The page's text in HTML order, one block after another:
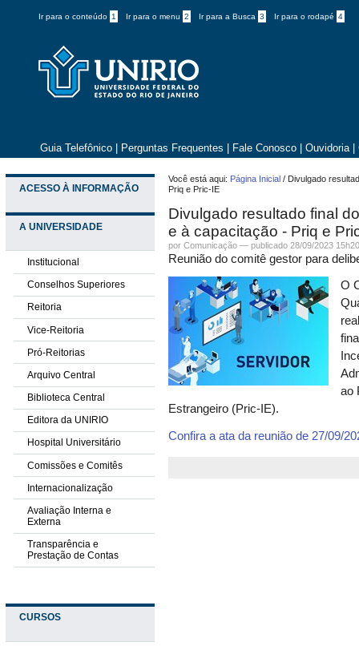
Ir para o conteúdo 1 Ir para o menu 2 Ir para a Busca 3 Ir para o rodapé 4
Guia Telefônico Perguntas Frequentes Fale Conosco Ouvidoria
ACESSO À INFORMAÇÃO
A UNIVERSIDADE
Institucional
Conselhos Superiores
Reitoria
Vice-Reitoria
Pró-Reitorias
Arquivo Central
Biblioteca Central
Editora da UNIRIO
Hospital Universitário
Comissões e Comitês
Internacionalização
Avaliação Interna e
Externa
Transparência e
Prestação de Contas
CURSOS
Você está aqui: Página Inicial / Divulgado
Priq e Pric-IE
Divulgado resultado final
e à capacitação - Priq e
porComunicação —publicado 28/09/2023
Reunião do comitê gestor para
O
ao
Estrangeiro (Pric-IE).
Confira a ata da reunião de 27/09/